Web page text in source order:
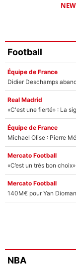
Football
Équipe de France
Real Madrid
Équipe de France
Mercato Football
Mercato Football
NBA